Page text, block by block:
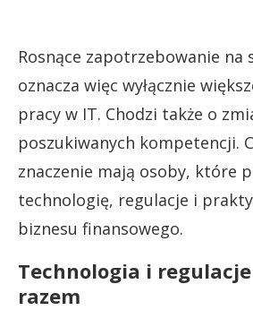
Rosnące zapotrzebowanie na
oznacza więc wyłącznie
pracy w IT. Chodzi także o
poszukiwanych kompetencji.
znaczenie mają osoby, które
technologię, regulacje i
biznesu finansowego.
Technologia i
razem